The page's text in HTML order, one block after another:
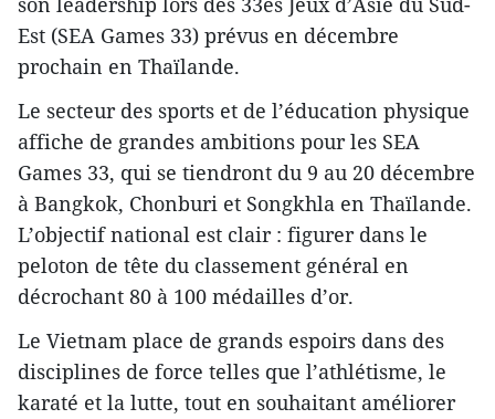
Est (SEA Games 33) prévus en décembre
prochain en Thaïlande.
Le secteur des sports et de l’éducation physique
affiche de grandes ambitions pour les SEA
Games 33, qui se tiendront du 9 au 20 décembre
à Bangkok, Chonburi et Songkhla en Thaïlande.
L’objectif national est clair : figurer dans le
peloton de tête du classement général en
décrochant 80 à 100 médailles d’or.
Le Vietnam place de grands espoirs dans des
disciplines de force telles que l’athlétisme, le
karaté et la lutte, tout en souhaitant améliorer